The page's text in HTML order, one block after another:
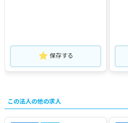
保存する
この法人の他の求人